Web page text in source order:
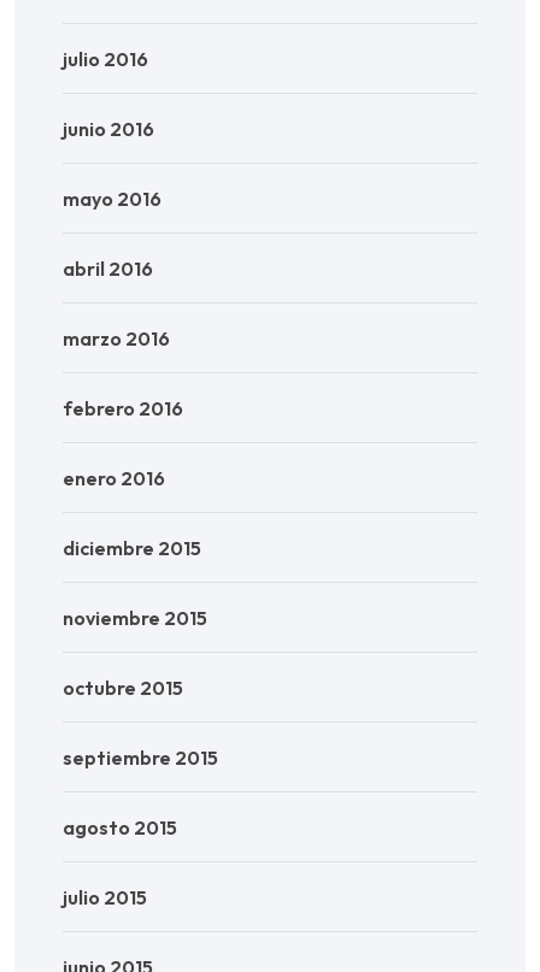
julio 2016
junio 2016
mayo 2016
abril 2016
marzo 2016
febrero 2016
enero 2016
diciembre 2015
noviembre 2015
octubre 2015
septiembre 2015
agosto 2015
julio 2015
junio 2015